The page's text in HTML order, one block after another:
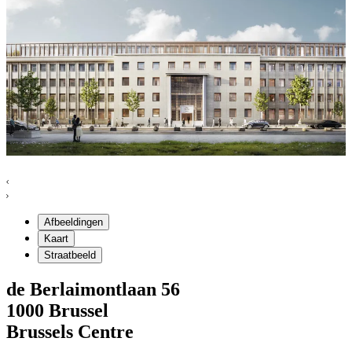
Afbeeldingen
Kaart
Straatbeeld
de Berlaimontlaan 56
1000 Brussel
Brussels Centre